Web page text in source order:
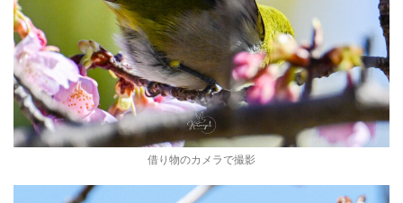
借り物のカメラで撮影